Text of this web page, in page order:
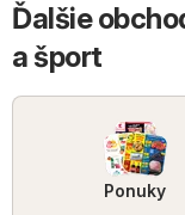
Ďalšie
a šport
Ponuky